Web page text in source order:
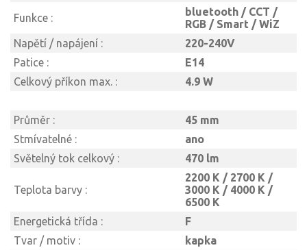
Funkce :
bluetooth / CCT /
RGB / Smart / WiZ
Napětí / napájení :
220-240V
Patice :
E14
Celkový příkon max. :
4.9 W
Průměr :
45 mm
Stmívatelné :
ano
Světelný tok celkový :
470 lm
Teplota barvy :
2200 K / 2700 K /
3000 K / 4000 K /
6500 K
Energetická třída :
F
Tvar / motiv :
kapka